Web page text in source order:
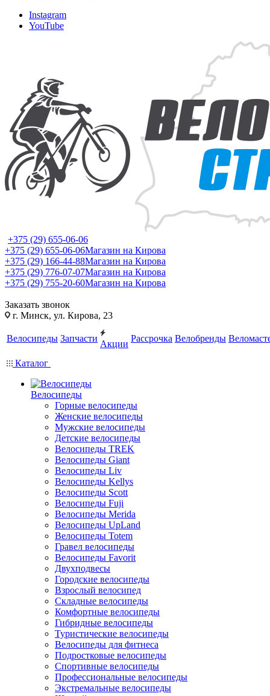
Instagram
YouTube
+375 (29) 655-06-06
+375 (29) 655-06-06Магазин на Кирова
+375 (29) 166-44-88Магазин на Кирова
+375 (29) 776-07-07Магазин на Кирова
+375 (29) 755-20-60Магазин на Кирова
Заказать звонок
г. Минск, ул. Кирова, 23
Велосипеды Запчасти
Акции
Рассрочка Велобренды
Каталог
Велосипеды
Горные велосипеды
Женские велосипеды
Мужские велосипеды
Детские велосипеды
Велосипеды TREK
Велосипеды Giant
Велосипеды Liv
Велосипеды Kellys
Велосипеды Scott
Велосипеды Fuji
Велосипеды Merida
Велосипеды UpLand
Велосипеды Totem
Гравел велосипеды
Велосипеды Favorit
Двухподвесы
Городские велосипеды
Взрослый велосипед
Складные велосипеды
Комфортные велосипеды
Гибридные велосипеды
Туристические велосипеды
Велосипеды для фитнеса
Подростковые велосипеды
Спортивные велосипеды
Профессиональные велосипеды
Экстремальные велосипеды